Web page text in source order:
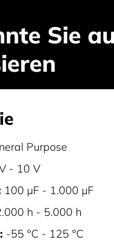
Sie
Purpose
- 10 V
100 µF - 1.000 µF
h - 5.000 h
-55 °C - 125 °C